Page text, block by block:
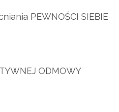
PEWNOŚCI SIEBIE
ODMOWY